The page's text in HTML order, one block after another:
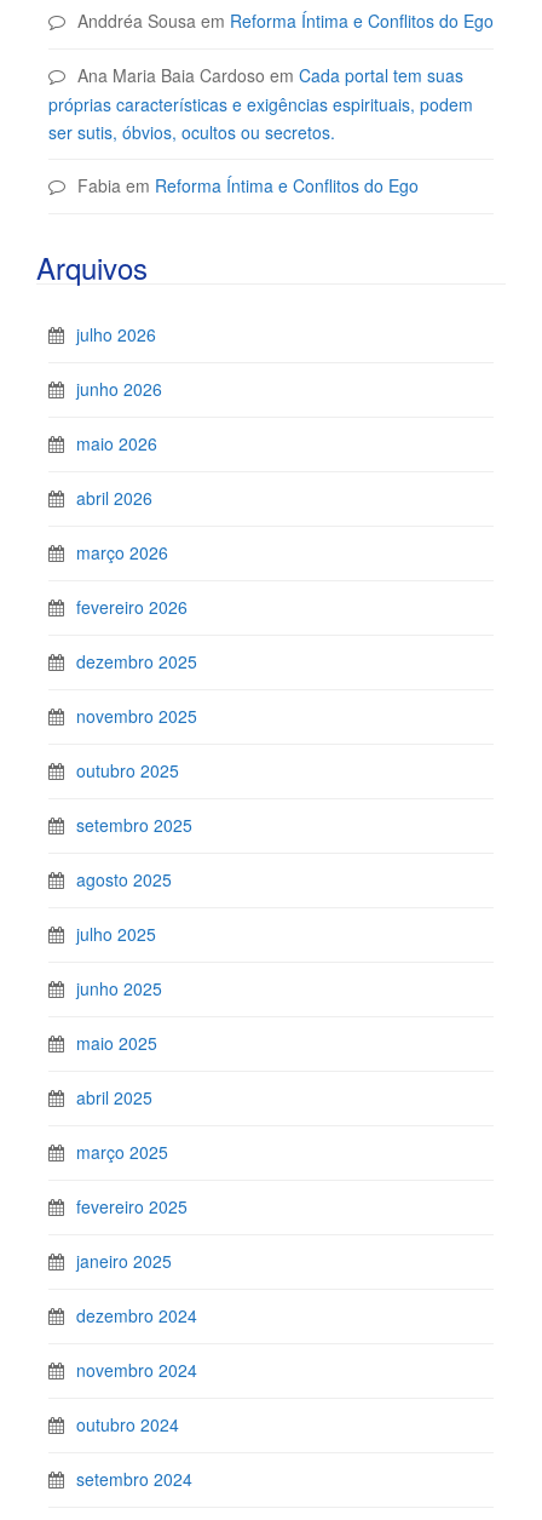
Anddréa Sousa em Reforma Íntima e Conflitos do Ego
Ana Maria Baia Cardoso em Cada portal tem suas
próprias características e exigências espirituais, podem
ser sutis, óbvios, ocultos ou secretos.
Fabia em Reforma Íntima e Conflitos do Ego
Arquivos
julho 2026
junho 2026
maio 2026
abril 2026
março 2026
fevereiro 2026
dezembro 2025
novembro 2025
outubro 2025
setembro 2025
agosto 2025
julho 2025
junho 2025
maio 2025
abril 2025
março 2025
fevereiro 2025
janeiro 2025
dezembro 2024
novembro 2024
outubro 2024
setembro 2024